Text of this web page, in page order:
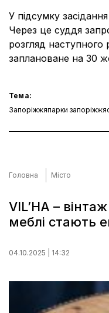
У підсумку
Через це суддя
розгляд наступного
заплановане на 30
Тема:
Запоріжжяпарки запоріжжя
Головна Місто
VIL’HA –
меблі стають
04.10.2025 | 14:32